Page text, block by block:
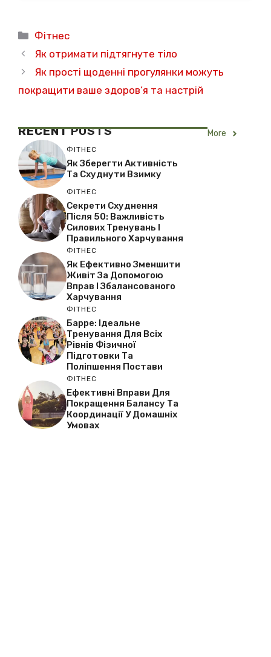
Категорії
Фітнес
Як отримати підтягнуте тіло
Як прості щоденні прогулянки можуть
покращити ваше здоров’я та настрій
RECENTPOSTS More
ФІТНЕС
Як Зберегти Активність
Та Схуднути Взимку
ФІТНЕС
Секрети Схуднення
Після 50: Важливість
Силових Тренувань І
Правильного Харчування
ФІТНЕС
Як Ефективно Зменшити
Живіт За Допомогою
Вправ І Збалансованого
Харчування
ФІТНЕС
Барре: Ідеальне
Тренування Для Всіх
Рівнів Фізичної
Підготовки Та
Поліпшення Постави
ФІТНЕС
Ефективні Вправи Для
Покращення Балансу Та
Координації У Домашніх
Умовах